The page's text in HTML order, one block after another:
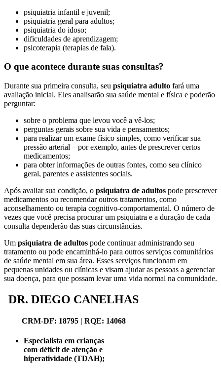
psiquiatria infantil e juvenil;
psiquiatria geral para adultos;
psiquiatria do idoso;
dificuldades de aprendizagem;
psicoterapia (terapias de fala).
O que acontece durante suas consultas?
Durante sua primeira consulta, seu psiquiatra adulto fará uma
avaliação inicial. Eles analisarão sua saúde mental e física e poderão
perguntar:
sobre o problema que levou você a vê-los;
perguntas gerais sobre sua vida e pensamentos;
para realizar um exame físico simples, como verificar sua
pressão arterial – por exemplo, antes de prescrever certos
medicamentos;
para obter informações de outras fontes, como seu clínico
geral, parentes e assistentes sociais.
Após avaliar sua condição, o psiquiatra de adultos pode prescrever
medicamentos ou recomendar outros tratamentos, como
aconselhamento ou terapia cognitivo-comportamental. O número de
vezes que você precisa procurar um psiquiatra e a duração de cada
consulta dependerão das suas circunstâncias.
Um psiquiatra de adultos pode continuar administrando seu
tratamento ou pode encaminhá-lo para outros serviços comunitários
de saúde mental em sua área. Esses serviços funcionam em
pequenas unidades ou clínicas e visam ajudar as pessoas a gerenciar
sua doença, para que possam levar uma vida normal na comunidade.
DR. DIEGO CANELHAS
CRM-DF: 18795 | RQE: 14068
Especialista em crianças
com déficit de atenção e
hiperatividade (TDAH);